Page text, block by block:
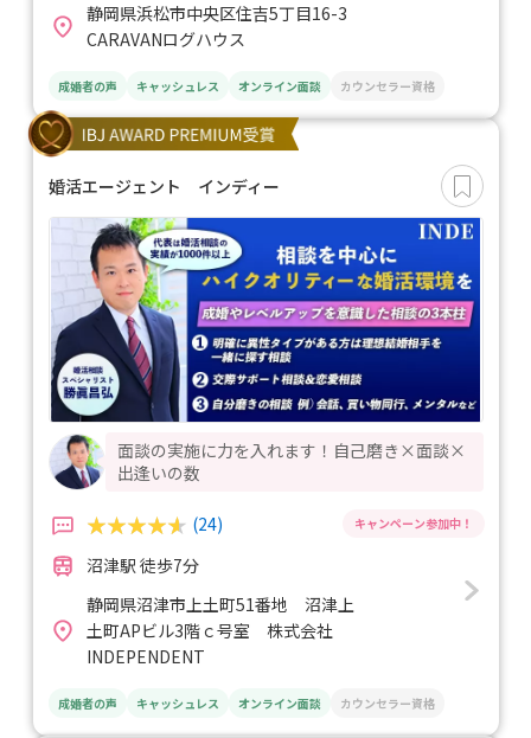
静岡県浜松市中央区住吉5丁目16-3
CARAVANログハウス
成婚者の声 キャッシュレス オンライン面談 カウンセラー資格
婚活エージェント インディー
面談の実施に力を入れます！自己磨き×面談×
出逢いの数
(24)
沼津駅 徒歩7分
静岡県沼津市上土町51番地 沼津上
土町APビル3階ｃ号室 株式会社
INDEPENDENT
成婚者の声 キャッシュレス オンライン面談 カウンセラー資格